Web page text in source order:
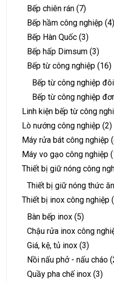
Bếp chiên rán (7)
Bếp hầm công nghiệp (4)
Bếp Hàn Quốc (3)
Bếp hấp Dimsum (3)
Bếp từ công nghiệp (16)
Bếp từ công nghiệp đôi
Bếp từ công nghiệp
Linh kiện bếp từ công
Lò nướng công nghiệp (2)
Máy rửa bát công nghiệp
Máy vo gạo công nghiệp
Thiết bị giữ nóng công
Thiết bị giữ nóng thức ăn
Thiết bị inox công nghiệp
Bàn bếp inox (5)
Chậu rửa inox công
Giá, kệ, tủ inox (3)
Nồi nấu phở - nấu cháo
Quầy pha chế inox (3)